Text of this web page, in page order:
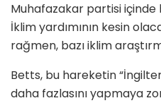
Muhafazakar partisi içinde
İklim yardımının kesin
rağmen, bazı iklim
Betts, bu hareketin
daha fazlasını yapmaya